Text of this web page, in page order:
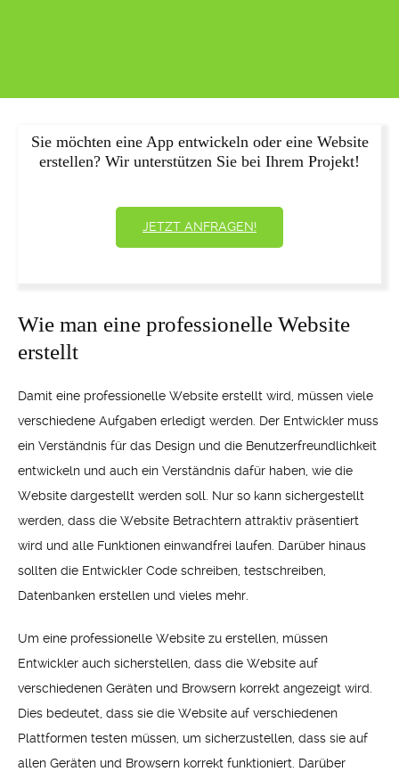
Sie möchten eine App entwickeln oder eine Website
erstellen? Wir unterstützen Sie bei Ihrem Projekt!
JETZT ANFRAGEN!
Wie man eine professionelle Website
erstellt
Damit eine professionelle Website erstellt wird, müssen viele
verschiedene Aufgaben erledigt werden. Der Entwickler muss
ein Verständnis für das Design und die Benutzerfreundlichkeit
entwickeln und auch ein Verständnis dafür haben, wie die
Website dargestellt werden soll. Nur so kann sichergestellt
werden, dass die Website Betrachtern attraktiv präsentiert
wird und alle Funktionen einwandfrei laufen. Darüber hinaus
sollten die Entwickler Code schreiben, testschreiben,
Datenbanken erstellen und vieles mehr.
Um eine professionelle Website zu erstellen, müssen
Entwickler auch sicherstellen, dass die Website auf
verschiedenen Geräten und Browsern korrekt angezeigt wird.
Dies bedeutet, dass sie die Website auf verschiedenen
Plattformen testen müssen, um sicherzustellen, dass sie auf
allen Geräten und Browsern korrekt funktioniert. Darüber